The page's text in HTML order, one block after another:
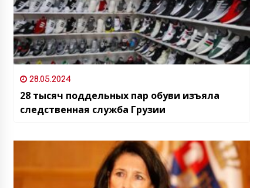
28.05.2024
28 тысяч поддельных пар обуви изъяла
следственная служба Грузии